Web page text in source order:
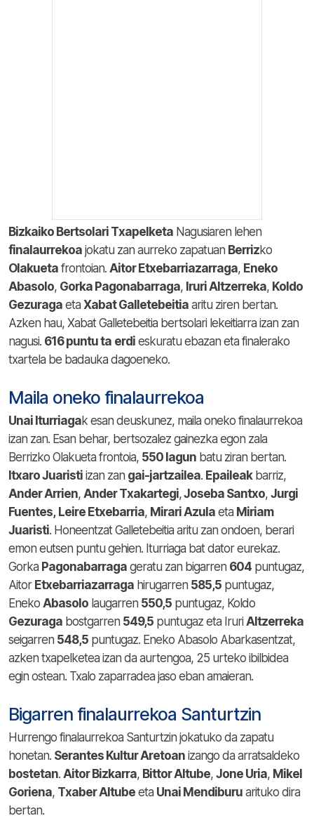
Bizkaiko Bertsolari Txapelketa Nagusiaren lehen
finalaurrekoa jokatu zan aurreko zapatuan Berrizko
Olakueta frontoian. Aitor Etxebarriazarraga, Eneko
Abasolo, Gorka Pagonabarraga, Iruri Altzerreka, Koldo
Gezuraga eta Xabat Galletebeitia aritu ziren bertan.
Azken hau, Xabat Galletebeitia bertsolari lekeitiarra izan zan
nagusi. 616 puntu ta erdi eskuratu ebazan eta finalerako
txartela be badauka dagoeneko.
Maila oneko finalaurrekoa
Unai Iturriagak esan deuskunez, maila oneko finalaurrekoa
izan zan. Esan behar, bertsozalez gainezka egon zala
Berrizko Olakueta frontoia, 550 lagun batu ziran bertan.
Itxaro Juaristi izan zan gai-jartzailea. Epaileakbarriz,
Ander Arrien, Ander Txakartegi,Joseba Santxo, Jurgi
Fuentes, Leire Etxebarria, Mirari Azula eta Miriam
Juaristi. Honeentzat Galletebeitia aritu zan ondoen, berari
emon eutsen puntu gehien. Iturriaga bat dator eurekaz.
Gorka Pagonabarraga geratu zan bigarren 604 puntugaz,
Aitor Etxebarriazarraga hirugarren 585,5 puntugaz,
Eneko Abasolo laugarren 550,5 puntugaz, Koldo
Gezuraga bostgarren 549,5 puntugaz eta Iruri Altzerreka
seigarren 548,5 puntugaz. Eneko Abasolo Abarkasentzat,
azken txapelketea izan da aurtengoa, 25 urteko ibilbidea
egin ostean. Txalo zaparradea jaso eban amaieran.
Bigarren finalaurrekoa Santurtzin
Hurrengo finalaurrekoa Santurtzin jokatuko da zapatu
honetan. Serantes Kultur Aretoan izango da arratsaldeko
bostetan. Aitor Bizkarra, Bittor Altube, Jone Uria, Mikel
Goriena, Txaber Altube eta Unai Mendiburu arituko dira
bertan.